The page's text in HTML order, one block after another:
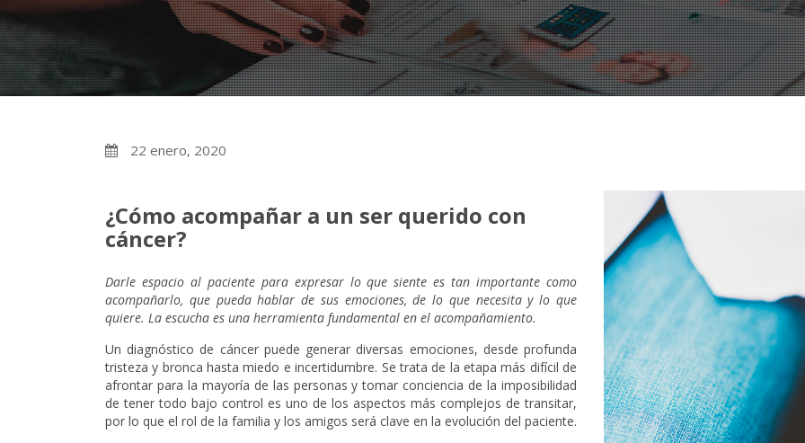
22 enero, 2020
¿Cómo acompañar a un ser querido con
cáncer?
Darle espacio al paciente para expresar lo que siente es tan importante como
acompañarlo, que pueda hablar de sus emociones, de lo que necesita y lo que
quiere. La escucha es una herramienta fundamental en el acompañamiento.
Un diagnóstico de cáncer puede generar diversas emociones, desde profunda
tristeza y bronca hasta miedo e incertidumbre. Se trata de la etapa más difícil de
afrontar para la mayoría de las personas y tomar conciencia de la imposibilidad
de tener todo bajo control es uno de los aspectos más complejos de transitar,
por lo que el rol de la familia y los amigos será clave en la evolución del paciente.